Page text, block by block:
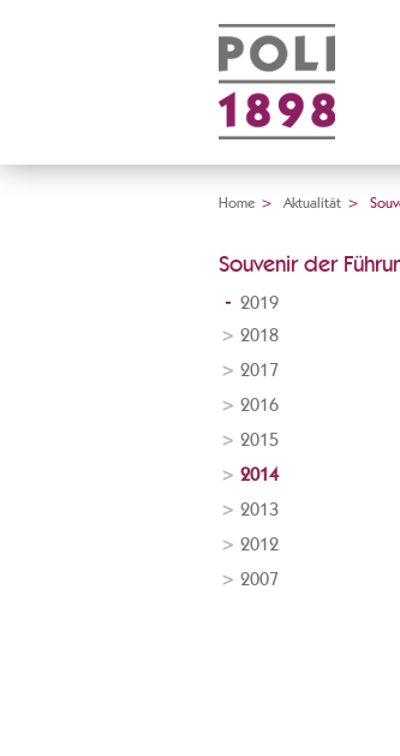
Home > Aktualität >
Souvenir der
2019
2018
2017
2016
2015
2014
2013
2012
2007